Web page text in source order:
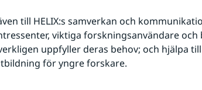
till HELIX:s samverkan och
viktiga forskningsanvändare
uppfyller deras behov; och hjälpa
för yngre forskare.